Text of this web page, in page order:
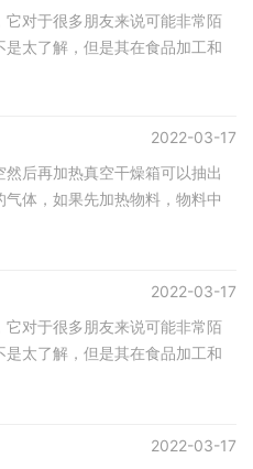
它对于很多朋友来说可能非常陌
是太了解，但是其在食品加工和
2022-03-17
然后再加热真空干燥箱可以抽出
气体，如果先加热物料，物料中
2022-03-17
它对于很多朋友来说可能非常陌
是太了解，但是其在食品加工和
2022-03-17